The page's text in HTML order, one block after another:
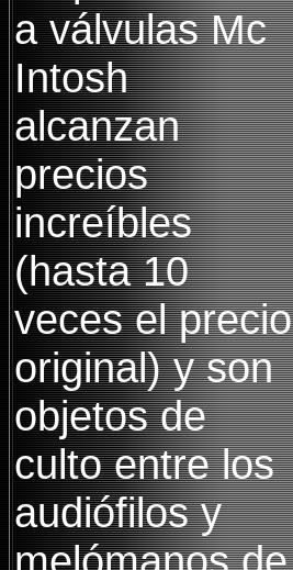
a válvulas Mc
Intosh
alcanzan
precios
increíbles
(hasta 10
veces el precio
original) y son
objetos de
culto entre los
audiófilos y